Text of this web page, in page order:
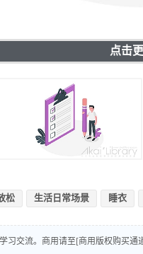
点击
松 生活日常场景 睡衣
习交流。商用请至[商用版权购买